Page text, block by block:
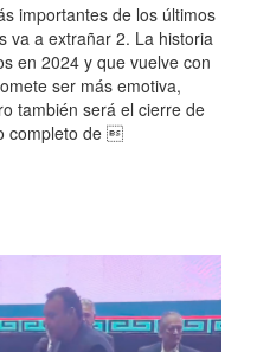
importantes de los últimos
va a extrañar 2. La historia
en 2024 y que vuelve con
ser más emotiva,
también será el cierre de
completo de 